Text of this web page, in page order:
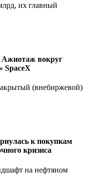
их главный
Ажиотаж вокруг
SpaceX
(внебиржевой)
к покупкам
кризиса
на нефтяном